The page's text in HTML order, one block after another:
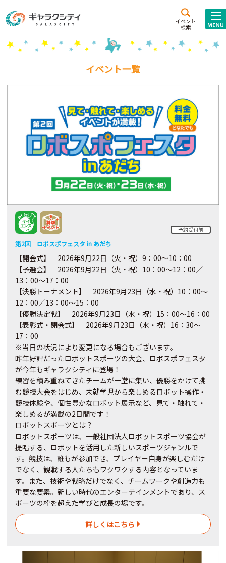
イベント
検索
施設案内
こども
西新井
施設･
こどもみーてぃんぐ
Gがくえん
イベントレポート
イベント一覧
予約受付前
第2回 ロボスポフェスタ in あだち
【開会式】 2026年9月22日（火・祝）9 ：00～10 ：00
【予選会】 2026年9月22日（火・祝） 10 ：00～12 ：00／
13 ：00～17 ：00
【決勝トーナメント】 2026年9月23日（水・祝） 10 ：00～
12 ：00／13 ：00～15 ：00
【優勝決定戦】 2026年9月23日（水・祝） 15 ：00～16 ：00
【表彰式・閉会式】 2026年9月23日（水・祝） 16 ： 30～
17 ：00
※当日の状況により変更になる場合もございます。
昨年好評だったロボットスポーツの大会、ロボスポフェスタ
が今年もギャラクシティに登場！
練習を積み重ねてきたチームが一堂に集い、優勝をかけて挑
む競技大会をはじめ、未就学児から楽しめるロボット操作・
競技体験や、個性豊かなロボット展示など、見て・触れて・
楽しめるが満載の2日間です！
ロボットスポーツとは？
ロボットスポーツは、一般社団法人ロボットスポーツ協会が
提唱する、ロボットを活用した新しいスポーツジャンルで
す。競技は、誰もが参加でき、プレイヤー自身が楽しむだけ
でなく、観戦する人たちもワクワクする内容となっていま
す。また、技術や戦略だけでなく、チームワークや創造力も
重要な要素。新しい時代のエンターテインメントであり、ス
ポーツの枠を超えた学びと成長の場です。
詳しくはこちら